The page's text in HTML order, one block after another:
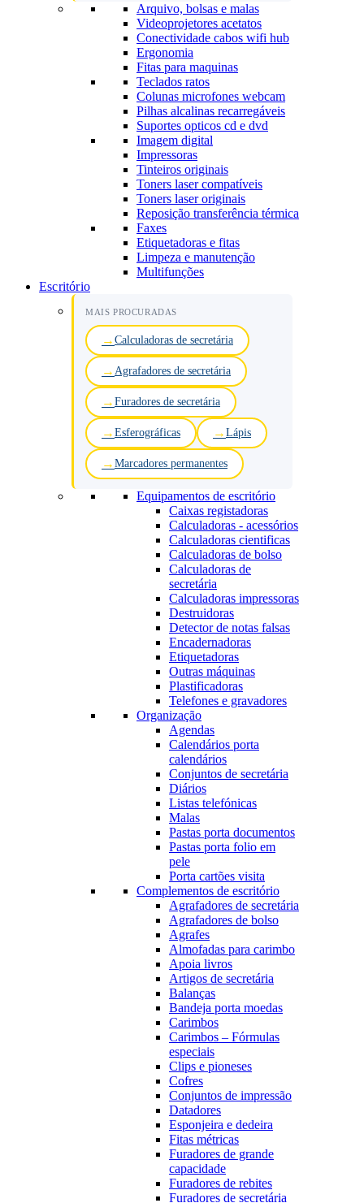
Arquivo, bolsas e malas
Videoprojetores acetatos
Conectividade cabos wifi hub
Ergonomia
Fitas para maquinas
Teclados ratos
Colunas microfones webcam
Pilhas alcalinas recarregáveis
Suportes opticos cd e dvd
Imagem digital
Impressoras
Tinteiros originais
Toners laser compatíveis
Toners laser originais
Reposição transferência térmica
Faxes
Etiquetadoras e fitas
Limpeza e manutenção
Multifunções
Escritório
MAIS PROCURADAS
Calculadoras de secretária
Agrafadores de secretária
Furadores de secretária
Esferográficas Lápis
Marcadores permanentes
Equipamentos de escritório
Caixas registadoras
Calculadoras - acessórios
Calculadoras cientificas
Calculadoras de bolso
Calculadoras de
secretária
Calculadoras impressoras
Destruidoras
Detector de notas falsas
Encadernadoras
Etiquetadoras
Outras máquinas
Plastificadoras
Telefones e gravadores
Organização
Agendas
Calendários porta
calendários
Conjuntos de secretária
Diários
Listas telefónicas
Malas
Pastas porta documentos
Pastas porta folio em
pele
Porta cartões visita
Complementos de escritório
Agrafadores de secretária
Agrafadores de bolso
Agrafes
Almofadas para carimbo
Apoia livros
Artigos de secretária
Balanças
Bandeja porta moedas
Carimbos
Carimbos – Fórmulas
especiais
Clips e pioneses
Cofres
Conjuntos de impressão
Datadores
Esponjeira e dedeira
Fitas métricas
Furadores de grande
capacidade
Furadores de rebites
Furadores de secretária